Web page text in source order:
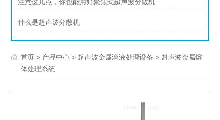
注意这几点，你也能用好聚焦式超声波分散机
什么是超声波分散机
首页 > 产品中心 > 超声波金属溶液处理设备 > 超声波金属熔
体处理系统